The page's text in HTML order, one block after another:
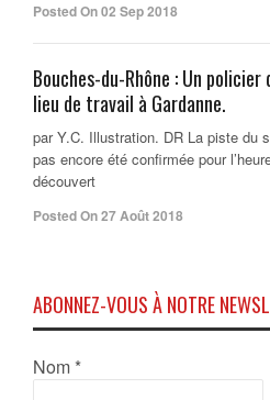
Posted On 02 Sep 2018
Bouches-du-Rhône : Un
lieu de travail à Gardanne.
par Y.C. Illustration. DR La piste du
pas encore été confirmée pour
découvert
Posted On 27 Août 2018
ABONNEZ-VOUS À NOTRE
Nom *